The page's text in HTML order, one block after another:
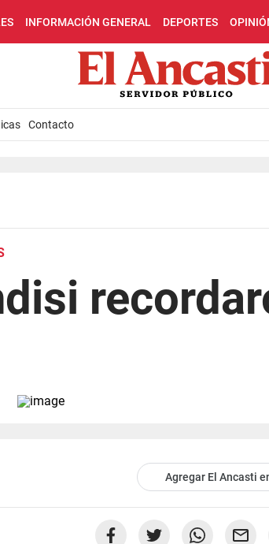
INFORMACIÓN GENERAL DEPORTES
Contacto
Agregar El Ancasti